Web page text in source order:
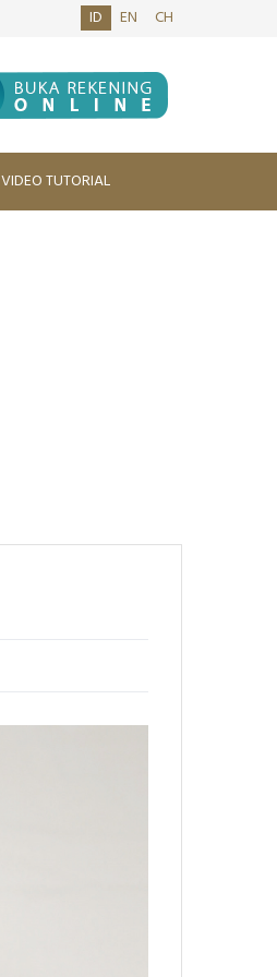
ID EN CH
VIDEO TUTORIAL